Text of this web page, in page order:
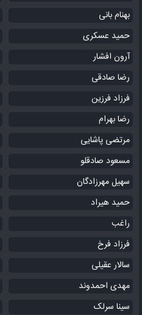
بهنام بانی
حمید عسکری
آرون افشار
رضا صادقی
فرزاد فرزین
رضا بهرام
مرتضی پاشایی
مسعود صادقلو
سهیل مهرزادگان
حمید هیراد
راغب
فرزاد فرخ
سالار عقیلی
مهدی احمدوند
سینا سرلک